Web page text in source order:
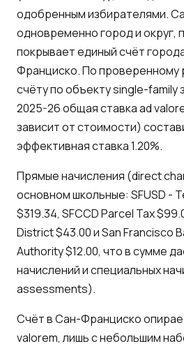
одобренным избирателями.
одновременно город и округ,
покрывает единый счёт
Франциско. По проверенному
счёту по объекту single-family
2025-26 общая ставка ad
зависит от стоимости)
эффективная ставка 1.20%.
Прямые начисления (direct
основном школьные: SFUSD -
$319.34, SFCCD Parcel Tax
District $43.00 и San Francisco
Authority $12.00, что в сумме
начислений и специальных
assessments).
Счёт в Сан-Франциско
valorem, лишь с небольшим